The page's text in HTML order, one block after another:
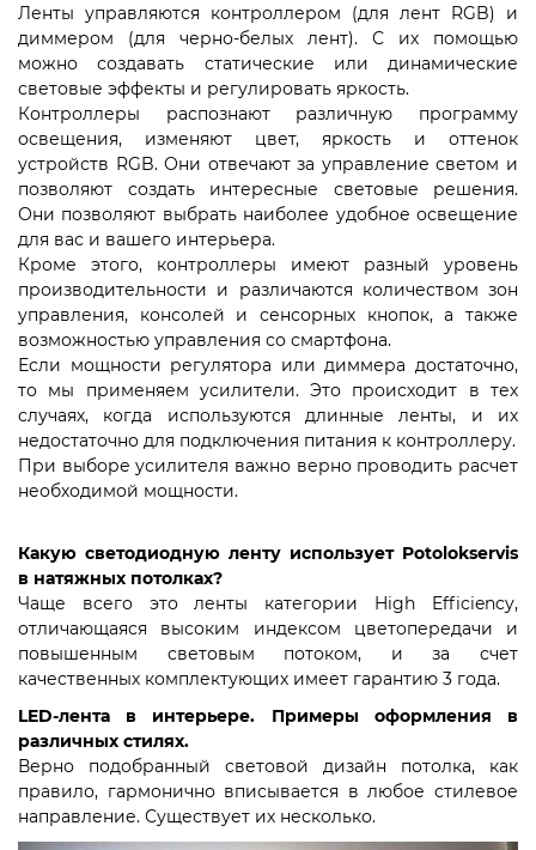
Ленты управляются контроллером (для лент RGB) и
диммером (для черно-белых лент). С их помощью
можно создавать статические или динамические
световые эффекты и регулировать яркость.
Контроллеры распознают различную программу
освещения, изменяют цвет, яркость и оттенок
устройств RGB. Они отвечают за управление светом и
позволяют создать интересные световые решения.
Они позволяют выбрать наиболее удобное освещение
для вас и вашего интерьера.
Кроме этого, контроллеры имеют разный уровень
производительности и различаются количеством зон
управления, консолей и сенсорных кнопок, а также
возможностью управления со смартфона.
Если мощности регулятора или диммера достаточно,
то мы применяем усилители. Это происходит в тех
случаях, когда используются длинные ленты, и их
недостаточно для подключения питания к контроллеру.
При выборе усилителя важно верно проводить расчет
необходимой мощности.
Какую светодиодную ленту использует Potolokservis
в натяжных потолках?
Чаще всего это ленты категории High Efficiency,
отличающаяся высоким индексом цветопередачи и
повышенным световым потоком, и за счет
качественных комплектующих имеет гарантию 3 года.
LED-лента в интерьере. Примеры оформления в
различных стилях.
Верно подобранный световой дизайн потолка, как
правило, гармонично вписывается в любое стилевое
направление. Существует их несколько.